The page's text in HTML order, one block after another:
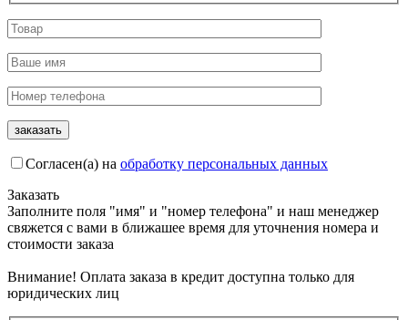
Согласен(а) на обработку персональных данных
Заказать
Заполните поля "имя" и "номер телефона" и наш менеджер
свяжется с вами в ближашее время для уточнения номера и
стоимости заказа
Внимание! Оплата заказа в кредит доступна только для
юридических лиц